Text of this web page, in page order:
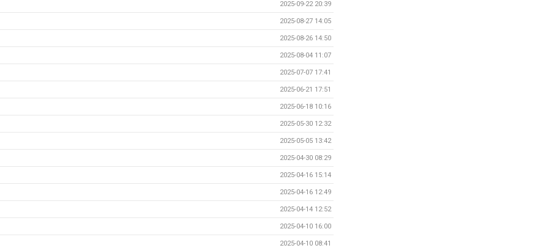
2025-09-22 20:39
2025-08-27 14:05
2025-08-26 14:50
2025-08-04 11:07
2025-07-07 17:41
2025-06-21 17:51
2025-06-18 10:16
2025-05-30 12:32
2025-05-05 13:42
2025-04-30 08:29
2025-04-16 15:14
2025-04-16 12:49
2025-04-14 12:52
2025-04-10 16:00
2025-04-10 08:41